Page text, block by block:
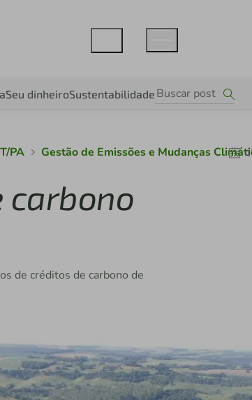
Seu dinheiroSustentabilidade
PA Gestão de Emissões e Mudanças
carbono
de créditos de carbono de